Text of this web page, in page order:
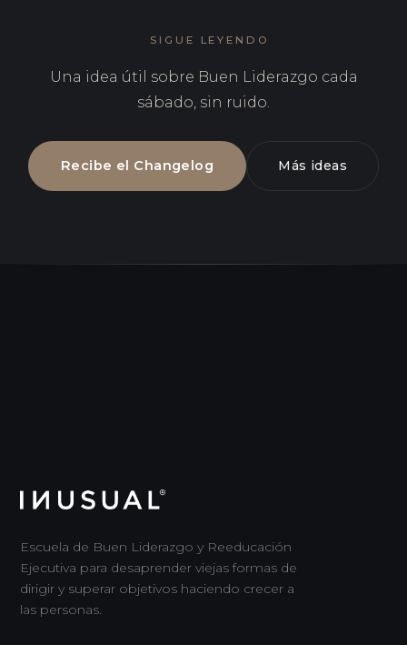
SIGUE LEYENDO
Una idea útil sobre Buen Liderazgo cada
sábado, sin ruido.
Recibe el Changelog Más ideas
Escuela de Buen Liderazgo y Reeducación
Ejecutiva para desaprender viejas formas de
dirigir y superar objetivos haciendo crecer a
las personas.